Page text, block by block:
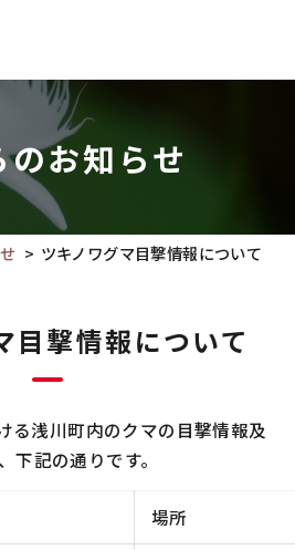
お知らせ
ツキノワグマ目撃情報について
目撃情報について
浅川町内のクマの目撃情報及
下記の通りです。
場所